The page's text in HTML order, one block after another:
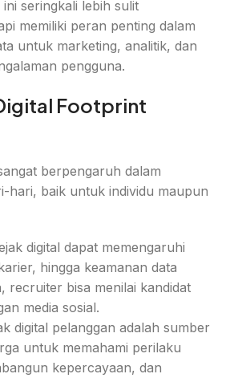
ini seringkali lebih sulit
memiliki peran penting dalam
untuk marketing, analitik, dan
pengguna.
Footprint
berpengaruh dalam
hari, baik untuk individu maupun
digital dapat memengaruhi
hingga keamanan data
recruiter bisa menilai kandidat
media sosial.
digital pelanggan adalah sumber
untuk memahami perilaku
kepercayaan, dan